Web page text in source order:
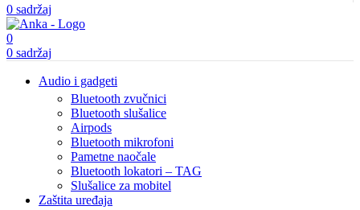
0 sadržaj
0
0 sadržaj
Audio i gadgeti
Bluetooth zvučnici
Bluetooth slušalice
Airpods
Bluetooth mikrofoni
Pametne naočale
Bluetooth lokatori – TAG
Slušalice za mobitel
Zaštita uređaja